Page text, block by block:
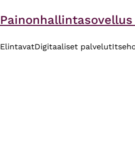
ElintavatDigitaaliset palvelut